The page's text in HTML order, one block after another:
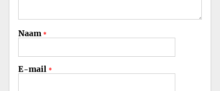
Naam *
E-mail *